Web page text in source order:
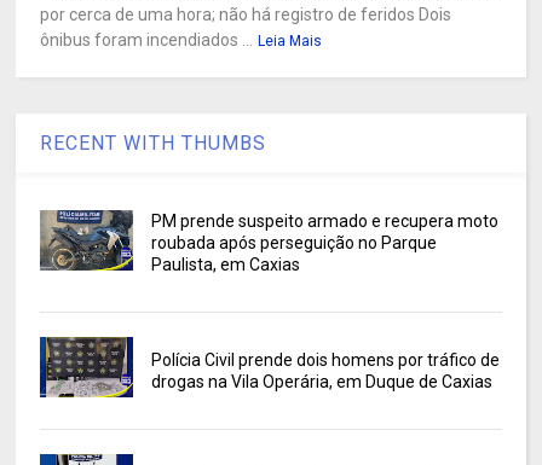
por cerca de uma hora; não há registro de feridos Dois
ônibus foram incendiados ...
Leia Mais
RECENT WITH THUMBS
PM prende suspeito armado e recupera moto
roubada após perseguição no Parque
Paulista, em Caxias
Polícia Civil prende dois homens por tráfico de
drogas na Vila Operária, em Duque de Caxias